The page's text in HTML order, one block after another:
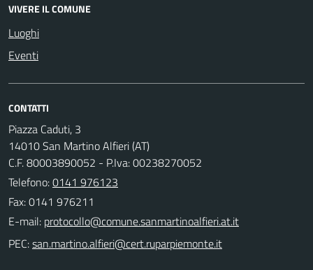
VIVERE IL COMUNE
Luoghi
Eventi
CONTATTI
Piazza Caduti, 3
14010 San Martino Alfieri (AT)
C.F. 80003890052 - P.Iva: 00238270052
Telefono:0141 976123
Fax: 0141 976211
E-mail:
PEC: